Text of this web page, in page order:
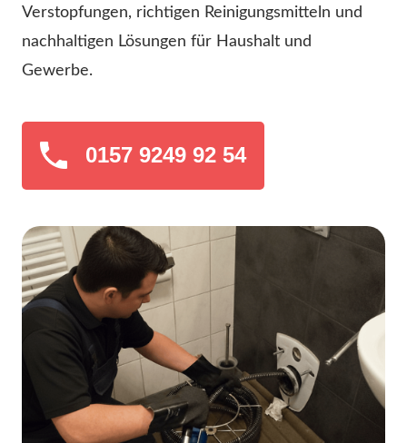
Verstopfungen, richtigen Reinigungsmitteln und
nachhaltigen Lösungen für Haushalt und
Gewerbe.
0157 9249 92 54